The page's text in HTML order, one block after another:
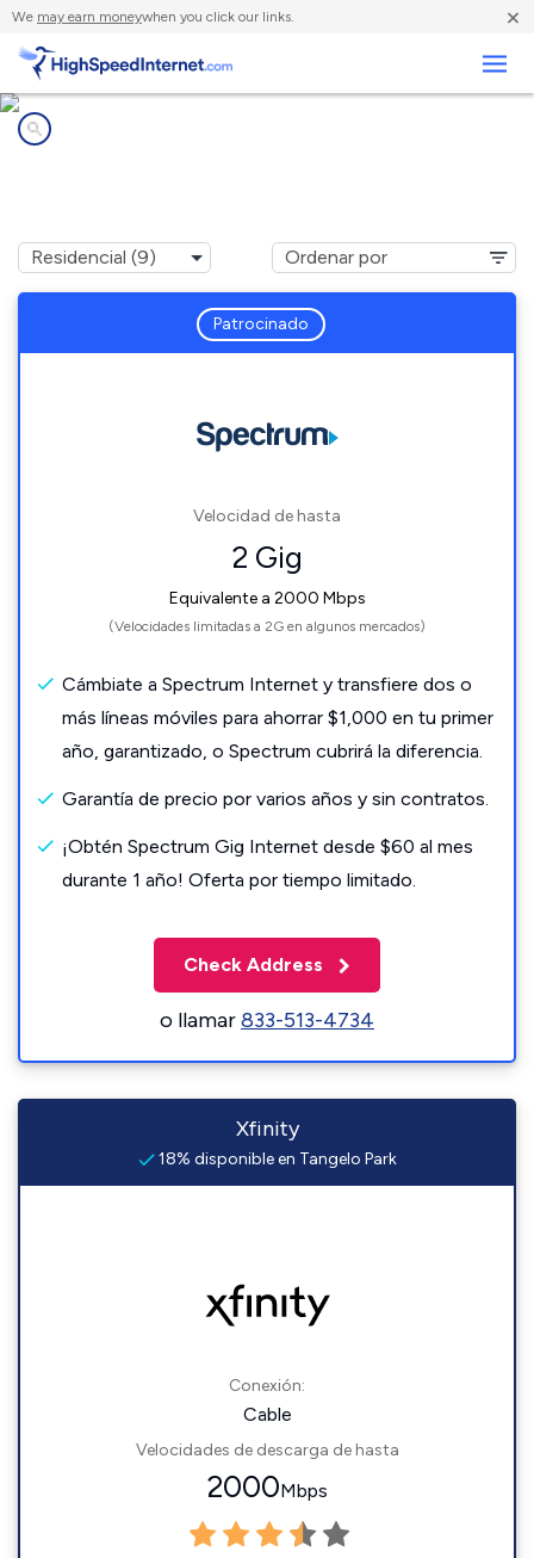
We may earn moneywhen you click our links. ×
Patrocinado
Velocidad de hasta
2 Gig
Equivalente a 2000 Mbps
(Velocidades limitadas a 2G en algunos mercados)
Cámbiate a Spectrum Internet y transfiere dos o
más líneas móviles para ahorrar $1,000 en tu primer
año, garantizado, o Spectrum cubrirá la diferencia.
Garantía de precio por varios años y sin contratos.
¡Obtén Spectrum Gig Internet desde $60 al mes
durante 1 año! Oferta por tiempo limitado.
Check Address
o llamar833-513-4734
Xfinity
18% disponible en Tangelo Park
Conexión:
Cable
Velocidades de descarga de hasta
2000Mbps